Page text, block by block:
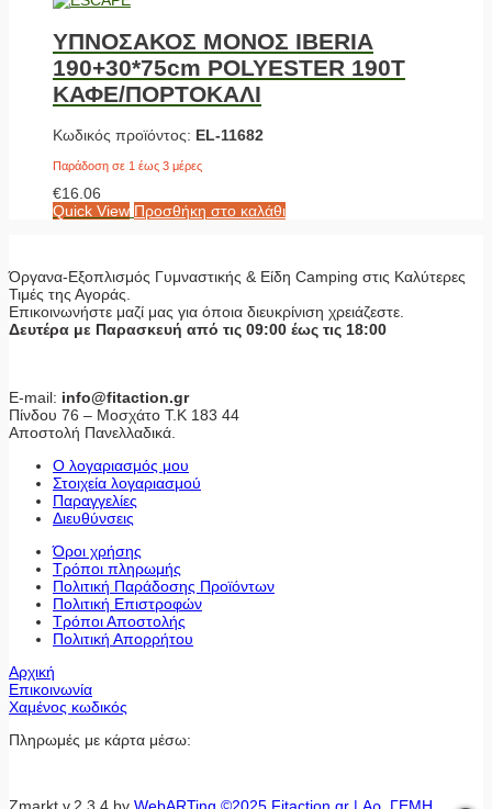
ΥΠΝΟΣΑΚΟΣ ΜΟΝΟΣ IBERIA
190+30*75cm POLYESTER 190T
ΚΑΦΕ/ΠΟΡΤΟΚΑΛΙ
Κωδικός προϊόντος: EL-11682
Παράδοση σε 1 έως 3 μέρες
€16.06
Quick View Προσθήκη στο καλάθι
Όργανα-Εξοπλισμός Γυμναστικής & Είδη Camping στις Καλύτερες
Τιμές της Αγοράς.
Επικοινωνήστε μαζί μας για όποια διευκρίνιση χρειάζεστε.
Δευτέρα με Παρασκευή από τις 09:00 έως τις 18:00
E-mail: info@fitaction.gr
Πίνδου 76 – Μοσχάτο Τ.Κ 183 44
Αποστολή Πανελλαδικά.
Ο λογαριασμός μου
Στοιχεία λογαριασμού
Παραγγελίες
Διευθύνσεις
Όροι χρήσης
Τρόποι πληρωμής
Πολιτική Παράδοσης Προϊόντων
Πολιτική Επιστροφών
Τρόποι Αποστολής
Πολιτική Απορρήτου
Αρχική
Επικοινωνία
Χαμένος κωδικός
Πληρωμές με κάρτα μέσω: